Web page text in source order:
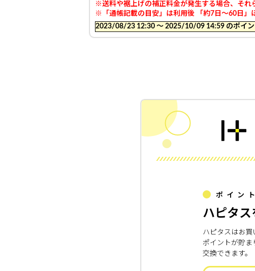
※送料や裾上げの補正料金が発生する場合、それ
※「通帳記載の目安」は利用後 「約7日～60日」
2023/08/23 12:30 〜 2025/10/09 14:59 のポイン
ポイン
ハピタ
ハピタスはお
ポイントが貯
交換できます。